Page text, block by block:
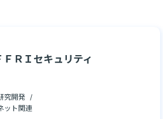
ＲＩセキュリティ
究開発
ット関連